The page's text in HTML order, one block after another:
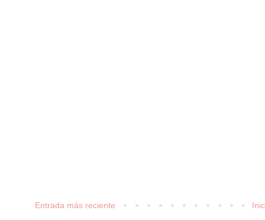
Entrada más reciente